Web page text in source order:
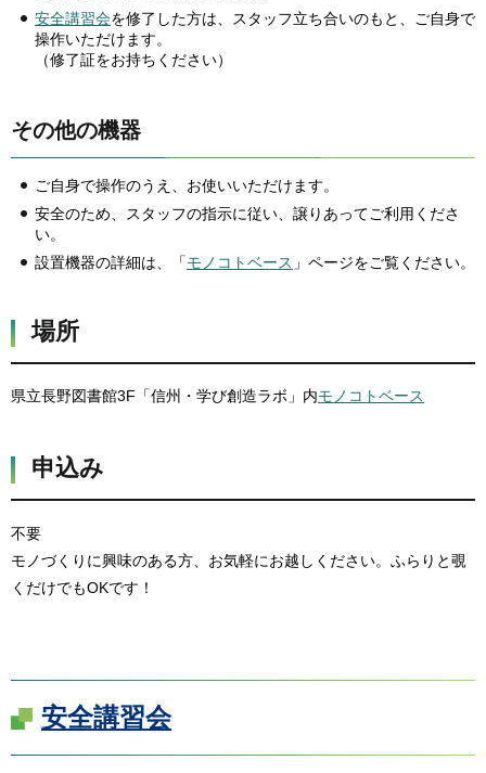
安全講習会を修了した方は、スタッフ立ち合いのもと、ご自身で
操作いただけます。
（修了証をお持ちください）
その他の機器
ご自身で操作のうえ、お使いいただけます。
安全のため、スタッフの指示に従い、譲りあってご利用くださ
い。
設置機器の詳細は、「モノコトベース 」ページをご覧ください。
場所
県立長野図書館3F「信州・学び創造ラボ」内モノコトベース
申込み
不要
モノづくりに興味のある方、お気軽にお越しください。ふらりと覗
くだけでもOKです！
安全講習会